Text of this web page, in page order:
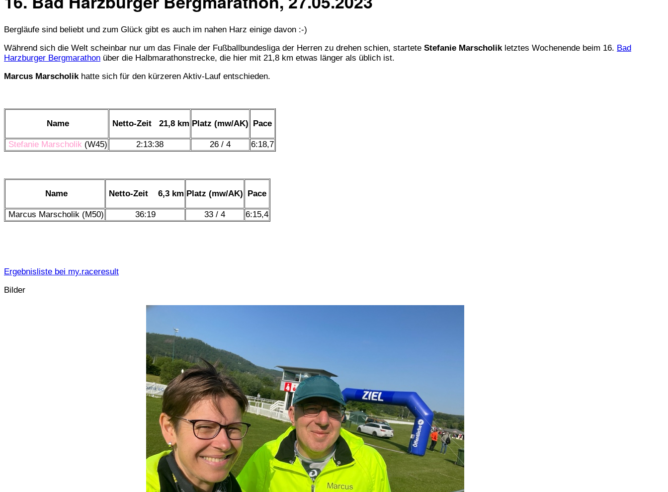
Bergläufe sind beliebt und zum Glück gibt es auch im nahen Harz einige davon :-)
Während sich die Welt scheinbar nur um das Finale der Fußballbundesliga der Herren zu drehen schien, startete Stefanie Marscholikletztes Wochenende beim 16. Bad
Harzburger Bergmarathon über die Halbmarathonstrecke, die hier mit 21,8 km etwas länger als üblich ist.
Marcus Marscholikhatte sich für den kürzeren Aktiv-Lauf entschieden.
Name Netto-Zeit 21,8 km Platz (mw/AK) Pace
Stefanie Marscholik (W45) 2:13:38 26 / 4 6:18,7
Name Netto-Zeit 6,3 km Platz (mw/AK) Pace
Marcus Marscholik (M50) 36:19 33 / 4 6:15,4
Ergebnisliste bei my.raceresult
Bilder